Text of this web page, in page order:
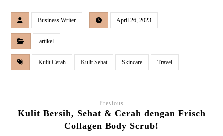
Business Writer April 26, 2023
artikel
Kulit Cerah Kulit Sehat Skincare Travel
Previous
Kulit Bersih, Sehat & Cerah dengan Frisch
Collagen Body Scrub!